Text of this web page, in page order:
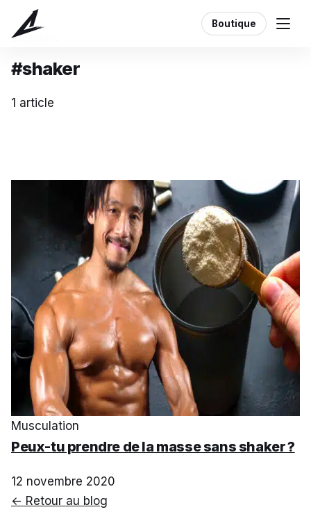
Boutique
Étiquette
#shaker
1 article
Musculation
Peux-tu prendre de la masse sans shaker ?
12 novembre 2020
← Retour au blog